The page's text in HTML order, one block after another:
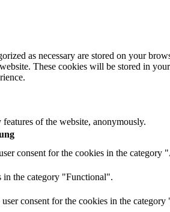
as necessary are stored on your
These cookies will be stored in
of the website, anonymously.
consent for the cookies in the category
in the category "Functional".
consent for the cookies in the category